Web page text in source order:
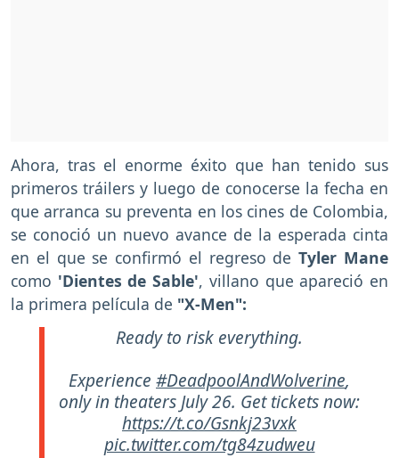
Ahora, tras el enorme éxito que han tenido sus
primeros tráilers y luego de conocerse la fecha en
que arranca su preventa en los cines de Colombia,
se conoció un nuevo avance de la esperada cinta
en el que se confirmó el regreso deTyler Mane
como 'Dientes de Sable', villano que apareció en
la primera película de "X-Men":
Ready to risk everything.
Experience #DeadpoolAndWolverine,
only in theaters July 26. Get tickets now:
https://t.co/Gsnkj23vxk
pic.twitter.com/tg84zudweu